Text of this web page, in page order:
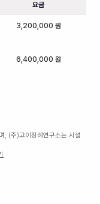
요금
3,200,000 원
6,400,000 원
, (주)고이장례연구소는 시설